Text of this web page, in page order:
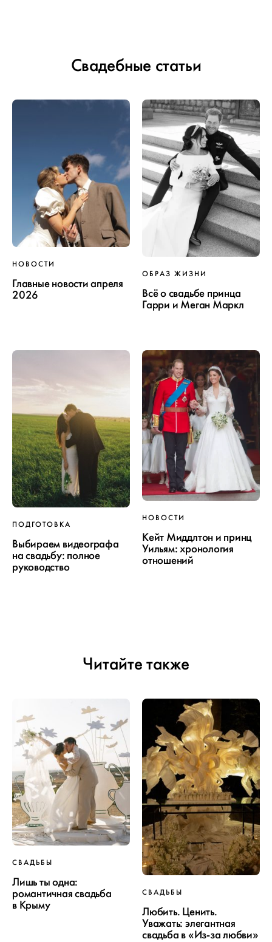
Свадебные статьи
НОВОСТИ
Главные новости апреля
2026
ОБРАЗ ЖИЗНИ
Всё о свадьбе принца
Гарри и Меган Маркл
ПОДГОТОВКА
Выбираем видеографа
на свадьбу: полное
руководство
НОВОСТИ
Кейт Миддлтон и принц
Уильям: хронология
отношений
Читайте также
СВАДЬБЫ
Лишь ты одна:
романтичная свадьба
в Крыму
СВАДЬБЫ
Любить. Ценить.
Уважать: элегантная
свадьба в «Из-за любви»